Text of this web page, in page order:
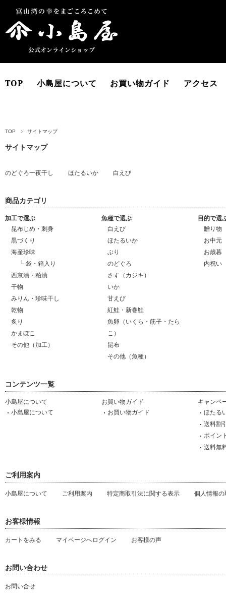
TOP 小島屋について お買い物ガイド アクセス
TOP サイトマップ
サイトマップ
のどぐろ一夜干し ほたるいか 白えび
商品カテゴリ
加工で選ぶ
昆布じめ・刺身
黒づくり
海産珍味
└ 袋・箱入り
西京漬・粕漬
干物
みりん・珍味干し
乾物
炙り
かまぼこ
その他（加工）
魚種で選ぶ
白えび
ほたるいか
ぶり
のどぐろ
さす（カジキ）
いか
甘えび
紅鮭・新巻鮭
魚卵（いくら・筋子・たら
こ）
昆布
その他（魚種）
目的で選
贈り物
お中元
お歳暮
内祝い
コンテンツ一覧
小島屋について
小島屋について
お買い物ガイド
お買い物ガイド
キャンペ
ほたる
送料割
ポイン
送料無
ご利用案内
小島屋について ご利用案内 特定商取引法に関する表示 個人情報
お客様情報
カートをみる マイページへログイン お客様の声
お問い合わせ
お問い合せ